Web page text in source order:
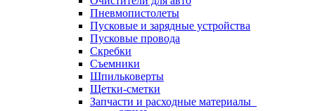
Пневмопистолеты
Пусковые и зарядные устройства
Пусковые провода
Скребки
Съемники
Шпильковерты
Щетки-сметки
Запчасти и расходные материалы